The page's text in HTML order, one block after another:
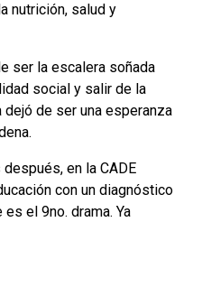
nutrición, salud y
ser la escalera soñada
social y salir de la
de ser una esperanza
en la CADE
con un diagnóstico
el 9no. drama. Ya